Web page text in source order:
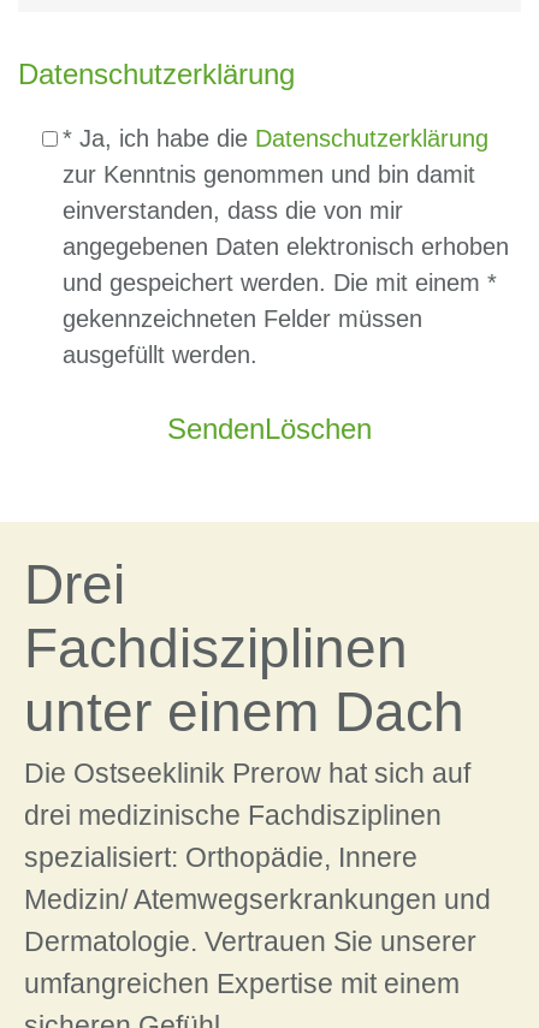
Datenschutzerklärung
* Ja, ich habe die Datenschutzerklärung
zur Kenntnis genommen und bin damit
einverstanden, dass die von mir
angegebenen Daten elektronisch erhoben
und gespeichert werden. Die mit einem *
gekennzeichneten Felder müssen
ausgefüllt werden.
Drei
Fachdisziplinen
unter einem Dach
Die Ostseeklinik Prerow hat sich auf
drei medizinische Fachdisziplinen
spezialisiert: Orthopädie, Innere
Medizin/ Atemwegserkrankungen und
Dermatologie. Vertrauen Sie unserer
umfangreichen Expertise mit einem